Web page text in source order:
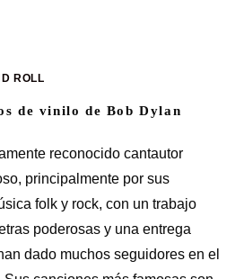
ROLL
de vinilo de Bob Dylan
reconocido cantautor
principalmente por sus
folk y rock, con un trabajo
poderosas y una entrega
dado muchos seguidores en el